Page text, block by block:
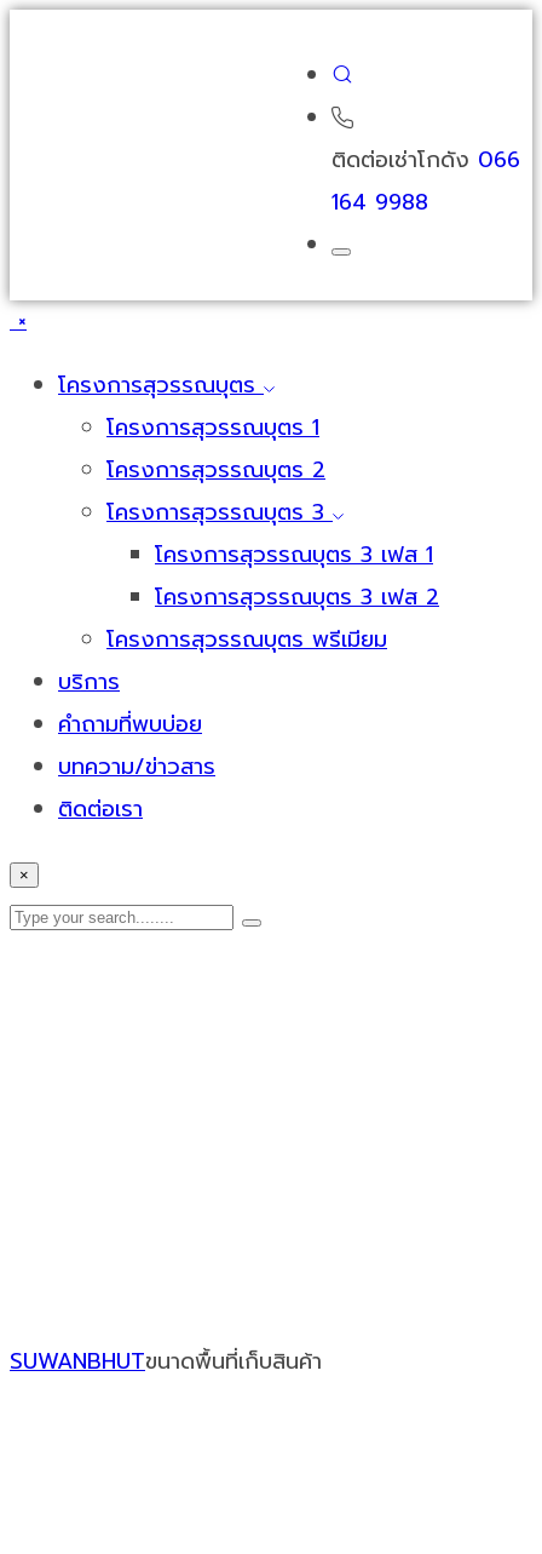
ติดต่อเช่าโกดัง 066
164 9988
×
โครงการสุวรรณบุตร
โครงการสุวรรณบุตร 1
โครงการสุวรรณบุตร 2
โครงการสุวรรณบุตร 3
โครงการสุวรรณบุตร 3 เฟส 1
โครงการสุวรรณบุตร 3 เฟส 2
โครงการสุวรรณบุตร พรีเมียม
บริการ
คำถามที่พบบ่อย
บทความ/ข่าวสาร
ติดต่อเรา
×
SUWANBHUTขนาดพื้นที่เก็บสินค้า